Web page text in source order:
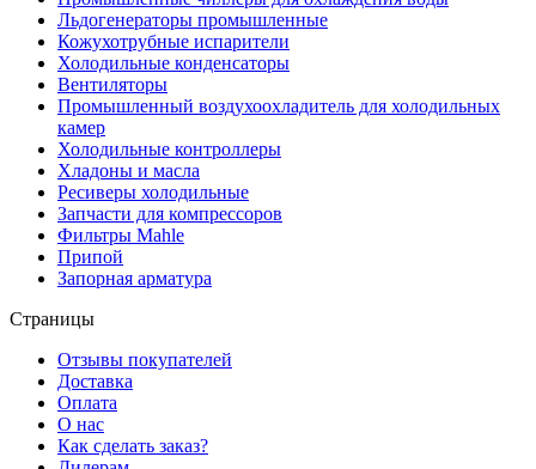
Льдогенераторы промышленные
Кожухотрубные испарители
Холодильные конденсаторы
Вентиляторы
Промышленный воздухоохладитель для холодильных
камер
Холодильные контроллеры
Хладоны и масла
Ресиверы холодильные
Запчасти для компрессоров
Фильтры Mahle
Припой
Запорная арматура
Страницы
Отзывы покупателей
Доставка
Оплата
О нас
Как сделать заказ?